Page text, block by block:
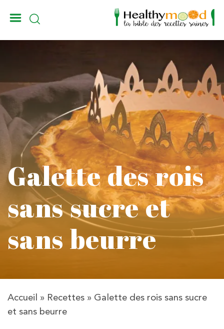
Galette des rois
sans sucre et
sans beurre
Accueil » Recettes » Galette des rois sans sucre
et sans beurre